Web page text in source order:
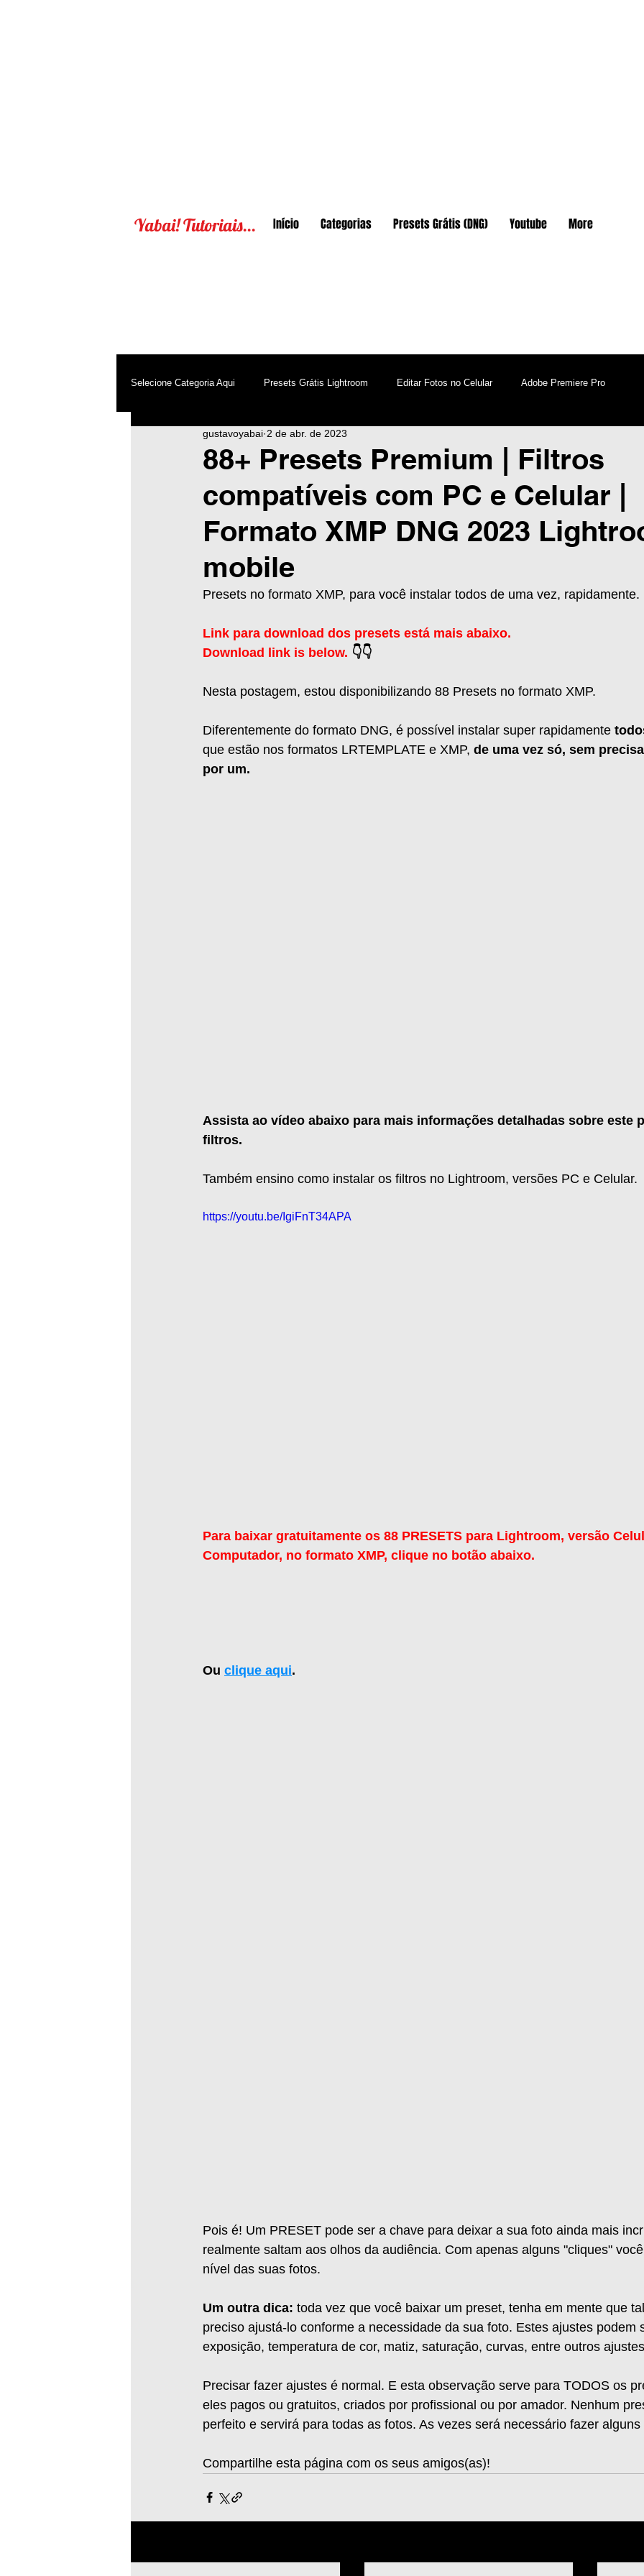
Yabai! Tutoriais... Início Categorias Presets Grátis (DNG) Youtube More
Selecione Categoria Aqui Presets Grátis Lightroom Editar Fotos no Celular Adobe Premiere Pro
After Effects Android Destaques PicsArt
Photoshop Top PicsArt WhatsApp Windows Edição de Vídeos no Celular
88+ Presets Premium | Filtros
compatíveis com PC e Celular |
Formato XMP DNG 2023
mobile
gustavoyabai 2 de abr. de 2023
Presets no formato XMP, para você instalar todos de uma vez, rapidamente.
Link para download dos presets está mais abaixo.
Download link is below. 👇👇
Nesta postagem, estou disponibilizando 88 Presets no formato XMP.
Diferentemente do formato DNG, é possível instalar super rapidamente
que estão nos formatos LRTEMPLATE e XMP, de uma vez só, sem
por um.
Assista ao vídeo abaixo para mais informações detalhadas sobre este
filtros.
Também ensino como instalar os filtros no Lightroom, versões PC e Celular.
https://youtu.be/IgiFnT34APA
Para baixar gratuitamente os 88 PRESETS para Lightroom, versão
Computador, no formato XMP, clique no botão abaixo.
Ou clique aqui.
Pois é! Um PRESET pode ser a chave para deixar a sua foto ainda mais
realmente saltam aos olhos da audiência. Com apenas alguns "cliques"
nível das suas fotos.
Um outra dica: toda vez que você baixar um preset, tenha em mente que
preciso ajustá-lo conforme a necessidade da sua foto. Estes ajustes podem
exposição, temperatura de cor, matiz, saturação, curvas, entre outros
Precisar fazer ajustes é normal. E esta observação serve para TODOS os
eles pagos ou gratuitos, criados por profissional ou por amador. Nenhum
perfeito e servirá para todas as fotos. As vezes será necessário fazer
Compartilhe esta página com os seus amigos(as)!